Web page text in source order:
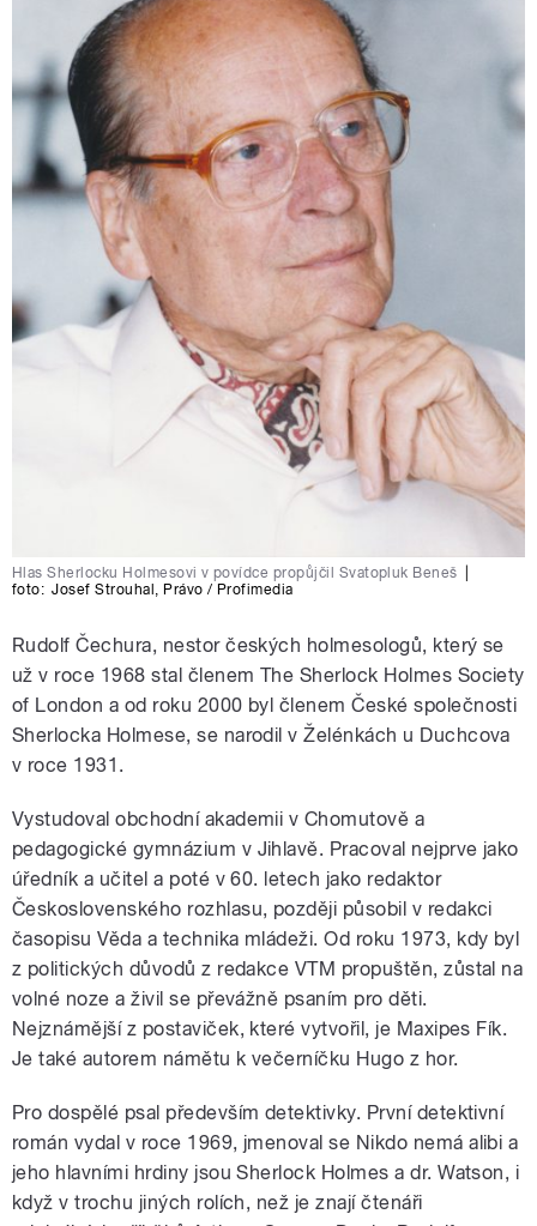
Hlas Sherlocku Holmesovi v povídce propůjčil Svatopluk Beneš
foto: Josef Strouhal ,Právo / Profimedia
Rudolf Čechura, nestor českých holmesologů, který se
už v roce 1968 stal členem The Sherlock Holmes Society
of London a od roku 2000 byl členem České společnosti
Sherlocka Holmese, se narodil v Želénkách u Duchcova
v roce 1931.
Vystudoval obchodní akademii v Chomutově a
pedagogické gymnázium v Jihlavě. Pracoval nejprve jako
úředník a učitel a poté v 60. letech jako redaktor
Československého rozhlasu, později působil v redakci
časopisu Věda a technika mládeži. Od roku 1973, kdy byl
z politických důvodů z redakce VTM propuštěn, zůstal na
volné noze a živil se převážně psaním pro děti.
Nejznámější z postaviček, které vytvořil, je Maxipes Fík.
Je také autorem námětu k večerníčku Hugo z hor.
Pro dospělé psal především detektivky. První detektivní
román vydal v roce 1969, jmenoval se Nikdo nemá alibi a
jeho hlavními hrdiny jsou Sherlock Holmes a dr. Watson, i
když v trochu jiných rolích, než je znají čtenáři